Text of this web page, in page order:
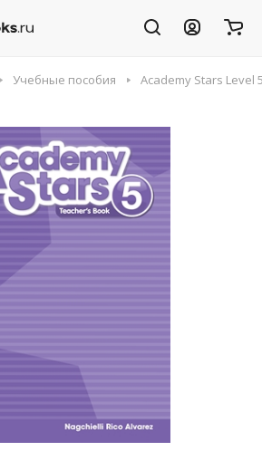
Учебные пособия Academy Stars Level